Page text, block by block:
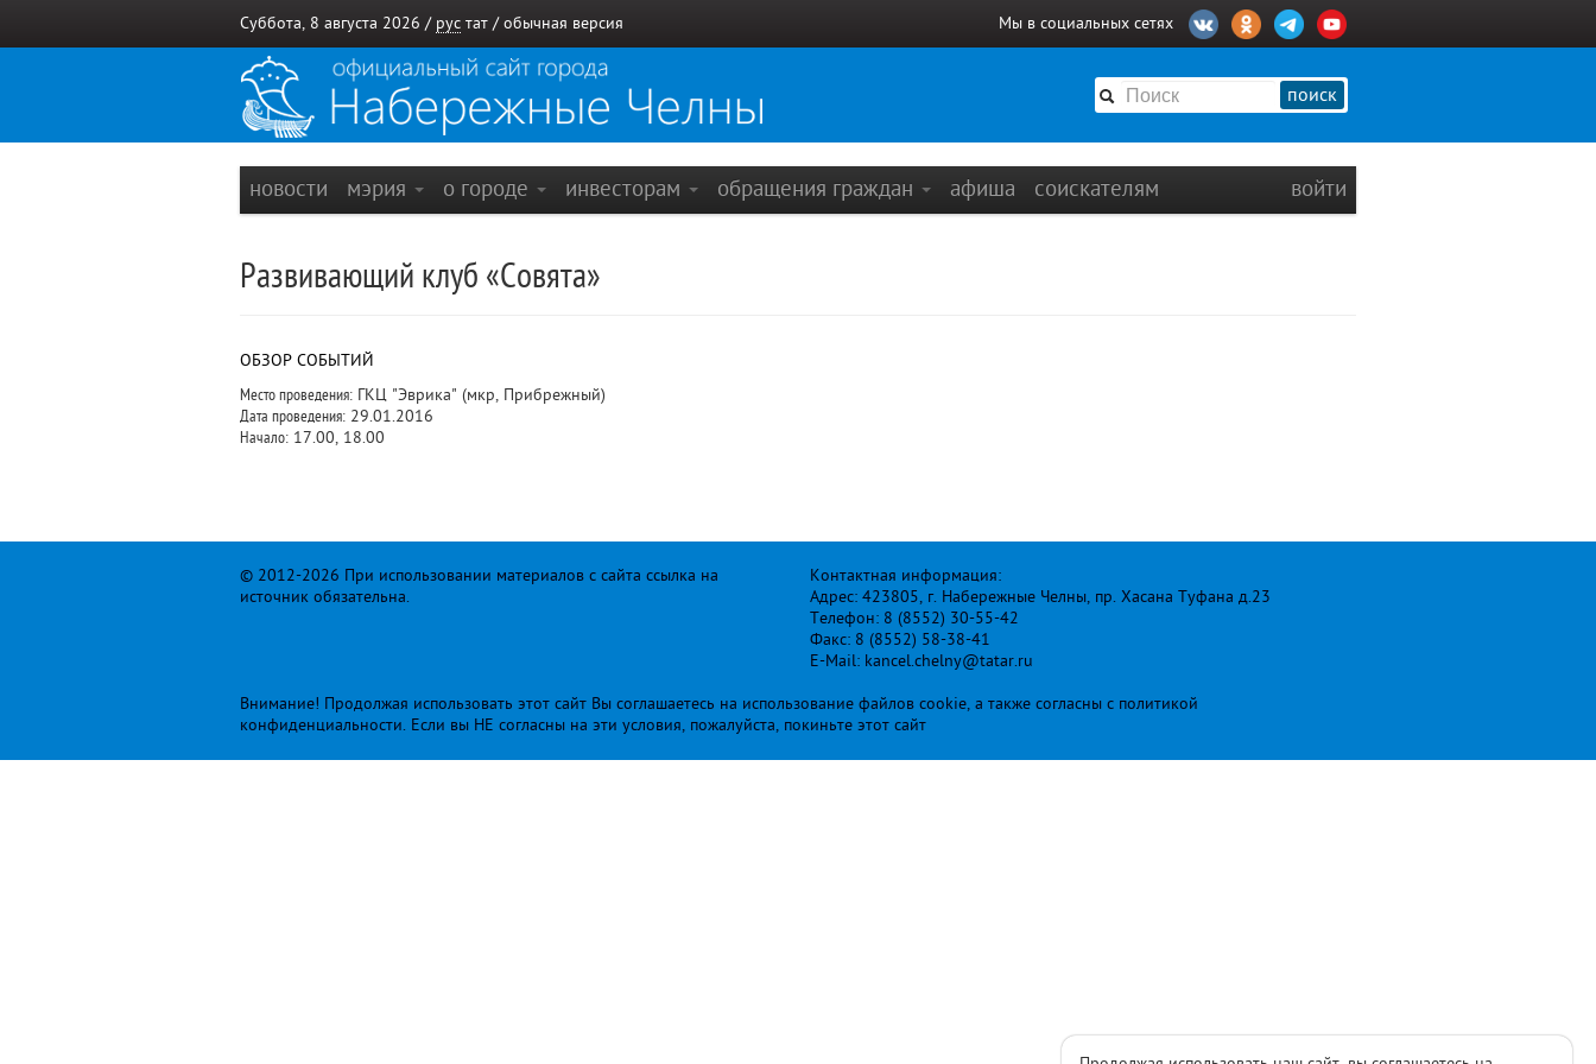
Суббота, 8 августа 2026 / рус тат / обычная версия Мы в социальных сетях
поиск
новости мэрия о городе инвесторам обращения граждан афиша соискателям войти
Развивающий клуб «Совята»
ОБЗОР СОБЫТИЙ
Место проведения: ГКЦ "Эврика" (мкр, Прибрежный)
Дата проведения: 29.01.2016
Начало: 17.00, 18.00
© 2012-2026 При использовании материалов с сайта ссылка на
источник обязательна.
Контактная информация:
Адрес: 423805, г. Набережные Челны, пр. Хасана Туфана д.23
Телефон: 8 (8552) 30-55-42
Факс: 8 (8552) 58-38-41
E-Mail: kancel.chelny@tatar.ru
Внимание! Продолжая использовать этот сайт Вы соглашаетесь на использование файлов cookie, а также согласны с политикой
конфиденциальности. Если вы НЕ согласны на эти условия, пожалуйста, покиньте этот сайт